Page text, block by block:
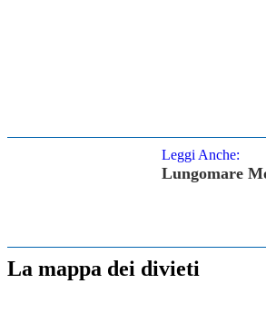
Leggi Anche:
Lungomare
La mappa dei divieti